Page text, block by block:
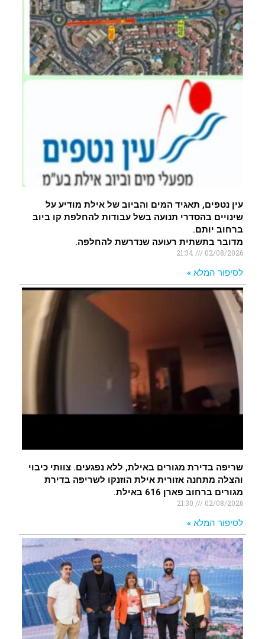
עין נטפים, תאגיד המים והביוב של אילת מודיע על
שינויים בהסדרי תנועה בשל עבודות להחלפת קו ביוב
ברחוב יותם.
מדובר בתשתית רעועה שנדרשת להחלפה.
02/08/2026
לסיפור המלא »
שריפה בדירת מגורים באילת, ללא נפגעים. צוותי כיבוי
והצלה מתחנה אזורית אילת הוזנקו לשריפה בדירת
מגורים ברחוב פארן 616 באילת.
02/08/2026
לסיפור המלא »